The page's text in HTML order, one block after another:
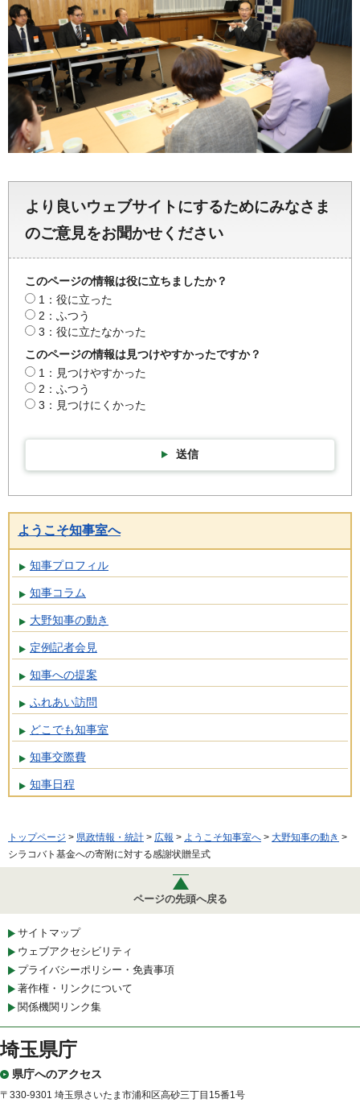
より良いウェブサイトにするためにみなさま
のご意見をお聞かせください
このページの情報は役に立ちましたか？
1：役に立った
2：ふつう
3：役に立たなかった
このページの情報は見つけやすかったですか？
1：見つけやすかった
2：ふつう
3：見つけにくかった
送信
ようこそ知事室へ
知事プロフィル
知事コラム
大野知事の動き
定例記者会見
知事への提案
ふれあい訪問
どこでも知事室
知事交際費
知事日程
トップページ > 県政情報・統計 > 広報 > ようこそ知事室へ > 大野知事の動き >
シラコバト基金への寄附に対する感謝状贈呈式
ページの先頭へ戻る
サイトマップ
ウェブアクセシビリティ
プライバシーポリシー・免責事項
著作権・リンクについて
関係機関リンク集
埼玉県庁
県庁へのアクセス
〒330-9301 埼玉県さいたま市浦和区高砂三丁目15番1号